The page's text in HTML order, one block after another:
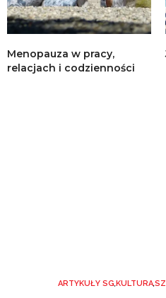
Menopauza w pracy,
relacjach i codzienności
ARTYKUŁY SG,KULTURA,